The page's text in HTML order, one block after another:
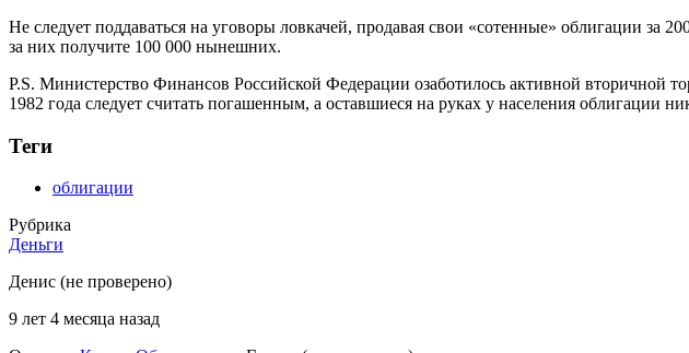
Не следует поддаваться на уговоры ловкачей, продавая свои «сотенные» облигации
за них получите 100 000 нынешних.
P.S. Министерство Финансов Российской Федерации озаботилось активной вторичной
1982 года следует считать погашенным, а оставшиеся на руках у населения облигации
Теги
облигации
Рубрика
Деньги
Денис (не проверено)
9 лет 4 месяца назад